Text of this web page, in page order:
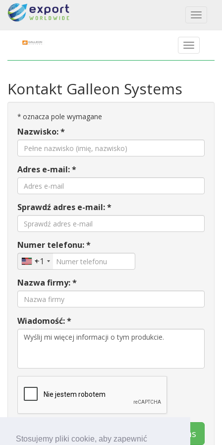
Stosujemy pliki cookie, aby zapewnić
Toggle
Kontakt Galleon Systems
* oznacza pole wymagane
Nazwisko: *
Adres e-mail: *
Sprawdź adres e-mail: *
Numer telefonu: *
+1
Nazwa firmy: *
Wiadomość: *
Kontakt Galleon Systems